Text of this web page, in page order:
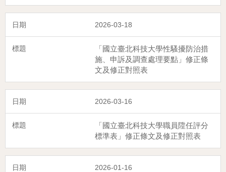
2026-03-18
「國立臺北科技大學性騷擾防治措
施、申訴及調查處理要點」修正條
文及修正對照表
2026-03-16
「國立臺北科技大學職員陞任評分
標準表」修正條文及修正對照表
2026-01-16